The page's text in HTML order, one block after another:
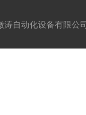
自动化设备有限公